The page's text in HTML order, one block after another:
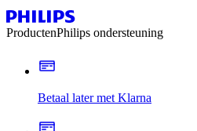
ProductenPhilips ondersteuning
Betaal later met Klarna